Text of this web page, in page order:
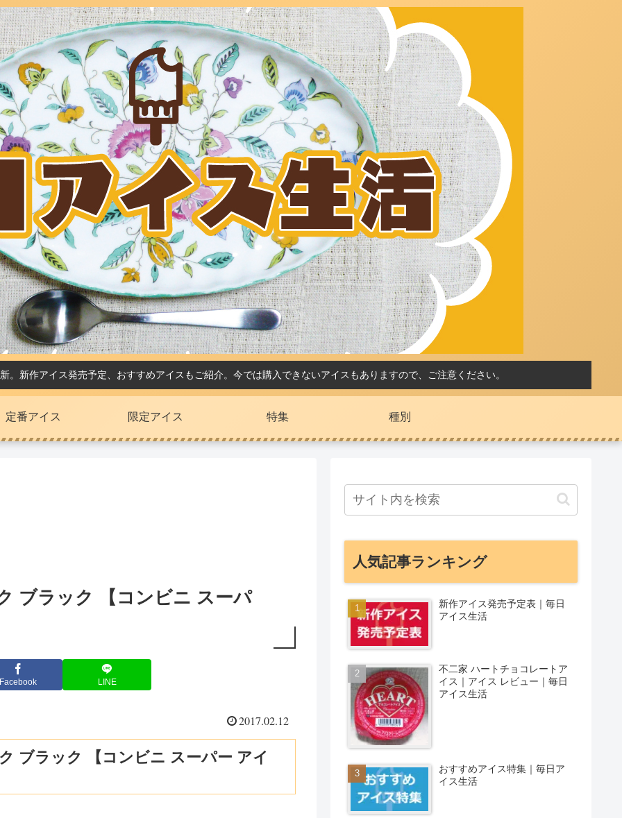
。新作アイス発売予定、おすすめアイスもご紹介。今では購入できないアイスもありますので、ご注意ください。
定番アイス 限定アイス 特集 種別
ブラック 【コンビニ スーパ
Facebook LINE
2017.02.12
ブラック 【コンビニ スーパー アイ
人気記事ランキング
新作アイス発売予定表｜毎日
アイス生活
不二家 ハートチョコレートア
イス｜アイス レビュー｜毎日
アイス生活
おすすめアイス特集｜毎日ア
イス生活